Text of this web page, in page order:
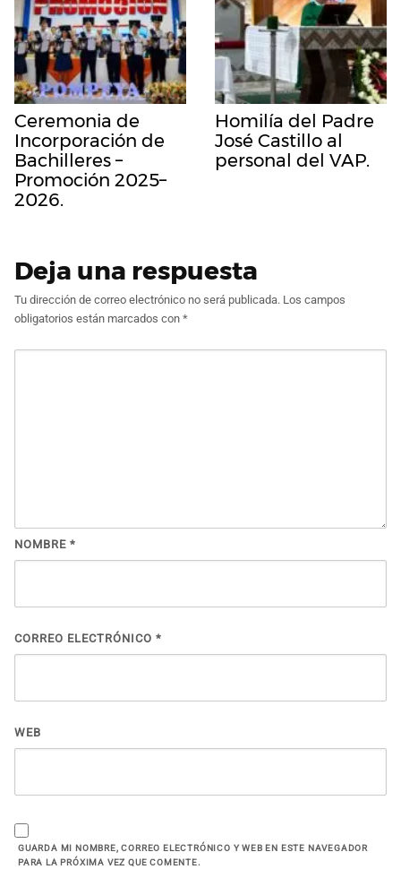
Ceremonia de
Incorporación de
Bachilleres –
Promoción 2025–
2026.
Homilía del Padre
José Castillo al
personal del VAP.
Deja una respuesta
Tu dirección de correo electrónico no será publicada. Los campos
obligatorios están marcados con *
NOMBRE *
CORREO ELECTRÓNICO *
WEB
GUARDA MI NOMBRE, CORREO ELECTRÓNICO Y WEB EN ESTE NAVEGADOR
PARA LA PRÓXIMA VEZ QUE COMENTE.